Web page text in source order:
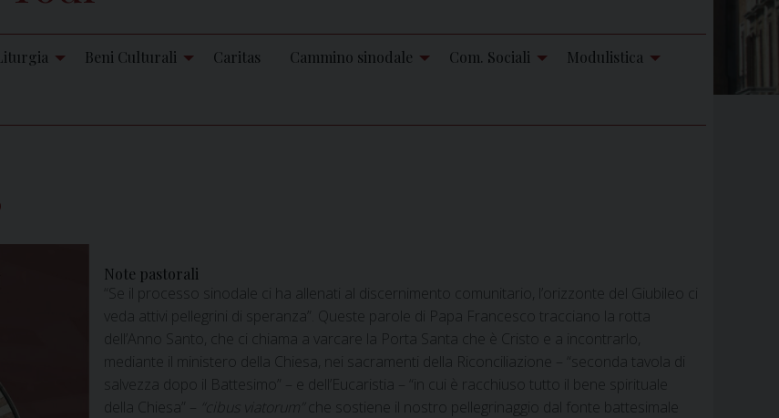
Beni Culturali Caritas Cammino sinodale Com. Sociali Modulistica
Note pastorali
“Se il processo sinodale ci ha allenati al discernimento comunitario, l’orizzonte del Giubileo ci
veda attivi pellegrini di speranza”. Queste parole di Papa Francesco tracciano la rotta
dell’Anno Santo, che ci chiama a varcare la Porta Santa che è Cristo e a incontrarlo,
mediante il ministero della Chiesa, nei sacramenti della Riconciliazione – “seconda tavola di
salvezza dopo il Battesimo” – e dell’Eucaristia – “in cui è racchiuso tutto il bene spirituale
della Chiesa” –
“cibus viatorum”
che sostiene il nostro pellegrinaggio dal fonte battesimale